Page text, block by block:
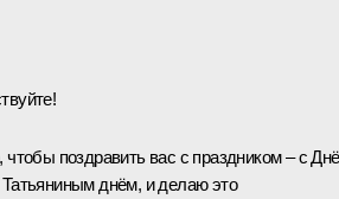
чтобы поздравить вас с праздником – с
Татьяниным днём, и делаю это